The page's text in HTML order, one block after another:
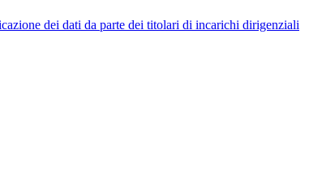
dei dati da parte dei titolari di incarichi dirigenziali